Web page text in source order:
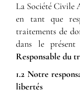
La Société Civile
en tant que
traitements de
dans le présent
Responsable du
1.2 Notre
libertés